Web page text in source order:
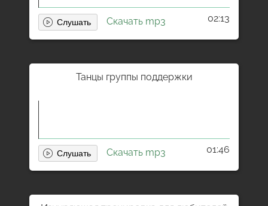
Скачать mp3 02:13
Танцы группы поддержки
Скачать mp3 01:46